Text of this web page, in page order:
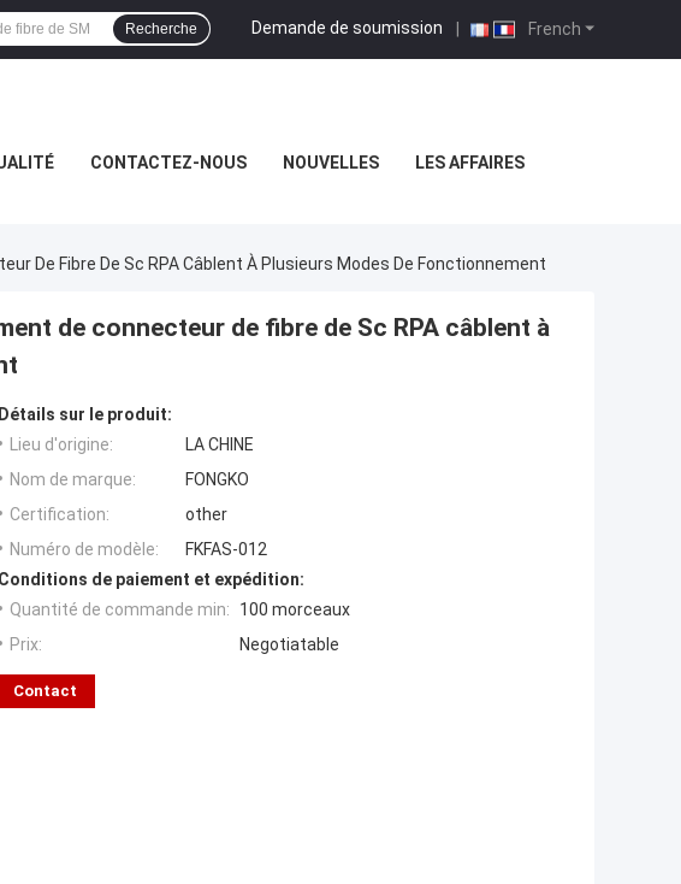
French
Demande de soumission |
Recherche
CONTACTEZ-NOUS NOUVELLES LES AFFAIRES
De Fibre De Sc RPA Câblent À Plusieurs Modes De Fonctionnement
de connecteur de fibre de Sc RPA câblent à
Détails sur le produit:
Lieu d'origine:
LA CHINE
Nom de marque:
FONGKO
Certification:
other
Numéro de modèle:
FKFAS-012
Conditions de paiement et expédition:
Quantité de commande min:
100 morceaux
Prix:
Negotiatable
Contact